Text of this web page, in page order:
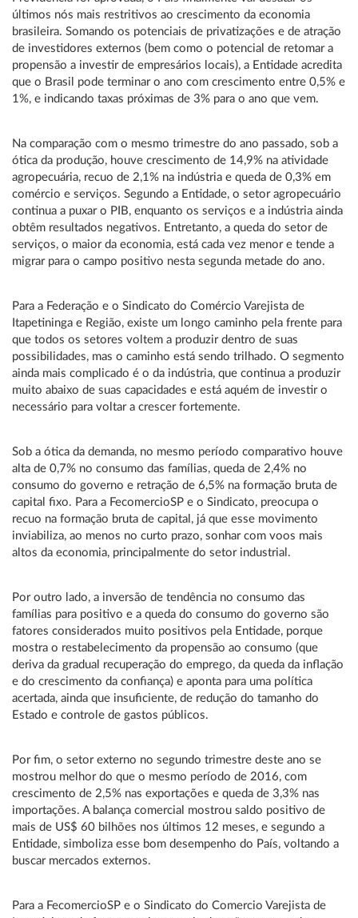
últimos nós mais restritivos ao crescimento da economia
brasileira. Somando os potenciais de privatizações e de atração
de investidores externos (bem como o potencial de retomar a
propensão a investir de empresários locais), a Entidade acredita
que o Brasil pode terminar o ano com crescimento entre 0,5% e
1%, e indicando taxas próximas de 3% para o ano que vem.
Na comparação com o mesmo trimestre do ano passado, sob a
ótica da produção, houve crescimento de 14,9% na atividade
agropecuária, recuo de 2,1% na indústria e queda de 0,3% em
comércio e serviços. Segundo a Entidade, o setor agropecuário
continua a puxar o PIB, enquanto os serviços e a indústria ainda
obtêm resultados negativos. Entretanto, a queda do setor de
serviços, o maior da economia, está cada vez menor e tende a
migrar para o campo positivo nesta segunda metade do ano.
Para a Federação e o Sindicato do Comércio Varejista de
Itapetininga e Região, existe um longo caminho pela frente para
que todos os setores voltem a produzir dentro de suas
possibilidades, mas o caminho está sendo trilhado. O segmento
ainda mais complicado é o da indústria, que continua a produzir
muito abaixo de suas capacidades e está aquém de investir o
necessário para voltar a crescer fortemente.
Sob a ótica da demanda, no mesmo período comparativo houve
alta de 0,7% no consumo das famílias, queda de 2,4% no
consumo do governo e retração de 6,5% na formação bruta de
capital fixo. Para a FecomercioSP e o Sindicato, preocupa o
recuo na formação bruta de capital, já que esse movimento
inviabiliza, ao menos no curto prazo, sonhar com voos mais
altos da economia, principalmente do setor industrial.
Por outro lado, a inversão de tendência no consumo das
famílias para positivo e a queda do consumo do governo são
fatores considerados muito positivos pela Entidade, porque
mostra o restabelecimento da propensão ao consumo (que
deriva da gradual recuperação do emprego, da queda da inflação
e do crescimento da confiança) e aponta para uma política
acertada, ainda que insuficiente, de redução do tamanho do
Estado e controle de gastos públicos.
Por fim, o setor externo no segundo trimestre deste ano se
mostrou melhor do que o mesmo período de 2016, com
crescimento de 2,5% nas exportações e queda de 3,3% nas
importações. A balança comercial mostrou saldo positivo de
mais de US$ 60 bilhões nos últimos 12 meses, e segundo a
Entidade, simboliza esse bom desempenho do País, voltando a
buscar mercados externos.
Para a FecomercioSP e o Sindicato do Comercio Varejista de